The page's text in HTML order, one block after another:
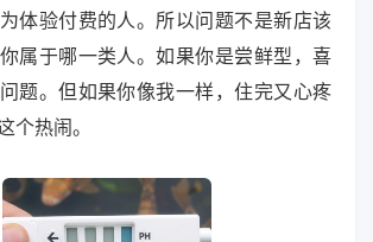
体验付费的人。所以问题不是新店该
属于哪一类人。如果你是尝鲜型，喜
题。但如果你像我一样，住完又心疼
个热闹。